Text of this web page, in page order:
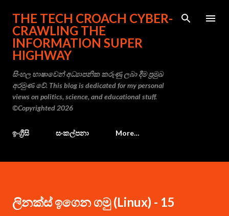
Skip to main content
THE TECH CROACH CYBER-
CRAWLING THE
INFORMATION SUPER
HIGHWAY
සිංහල භාෂාවෙන් අධ්‍යාපනික කරුණු ලබා දීම ප්‍රමුඛ
අරමුණ වේ. This blog is dedicated for my personal
views on politics, science, and educational stuff.
©Copyrighted 2026
ඉංග්‍රීසි සංකල්පනා More…
ලිනක්ස් ඉගෙන ගමු (Linux) - 15